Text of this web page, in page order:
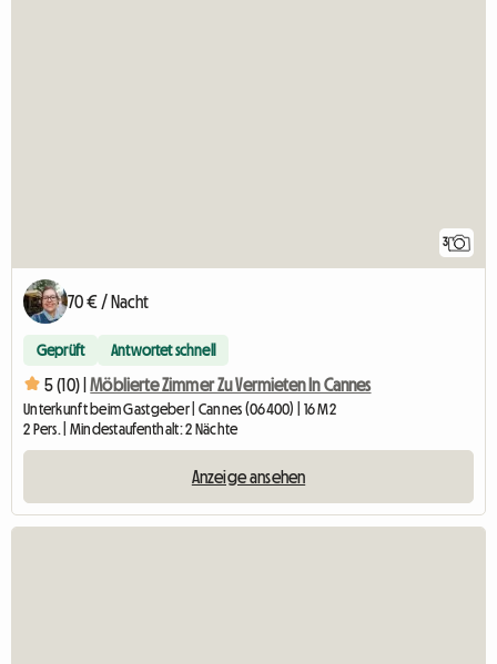
3
70 € / Nacht
Geprüft Antwortet schnell
5 (10) | Möblierte Zimmer Zu Vermieten In Cannes
Unterkunft beim Gastgeber | Cannes (06400) | 16 M2
2 Pers. | Mindestaufenthalt: 2 Nächte
Anzeige ansehen